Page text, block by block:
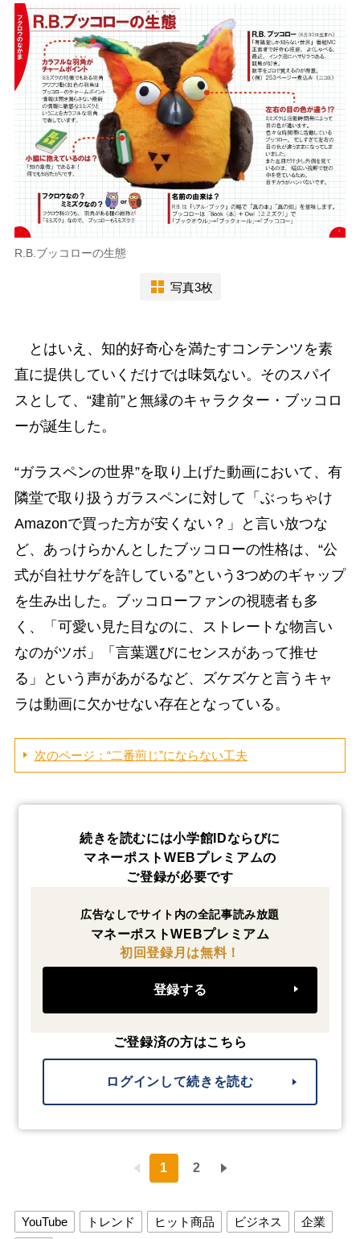
R.B.ブッコローの生態
写真3枚
とはいえ、知的好奇心を満たすコンテンツを素
直に提供していくだけでは味気ない。そのスパイ
スとして、“建前”と無縁のキャラクター・ブッコロ
ーが誕生した。
“ガラスペンの世界”を取り上げた動画において、有
隣堂で取り扱うガラスペンに対して「ぶっちゃけ
Amazonで買った方が安くない？」と言い放つな
ど、あっけらかんとしたブッコローの性格は、“公
式が自社サゲを許している”という3つめのギャップ
を生み出した。ブッコローファンの視聴者も多
く、「可愛い見た目なのに、ストレートな物言い
なのがツボ」「言葉選びにセンスがあって推せ
る」という声があがるなど、ズケズケと言うキャ
ラは動画に欠かせない存在となっている。
次のページ：“二番煎じ”にならない工夫
続きを読むには小学館IDならびに
マネーポストWEBプレミアムの
ご登録が必要です
広告なしでサイト内の全記事読み放題
マネーポストWEBプレミアム
初回登録月は無料！
登録する
ご登録済の方はこちら
ログインして続きを読む
1 2
YouTube トレンド ヒット商品 ビジネス
企業